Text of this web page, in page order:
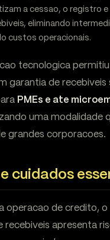
a cessao, o registro e
eliminando
custos operacionais.
tecnologica
garantia de recebiveis
PMEs e ate
uma modalidade
grandes corporacoes.
cuidados
operacao de credito,
recebiveis apresenta